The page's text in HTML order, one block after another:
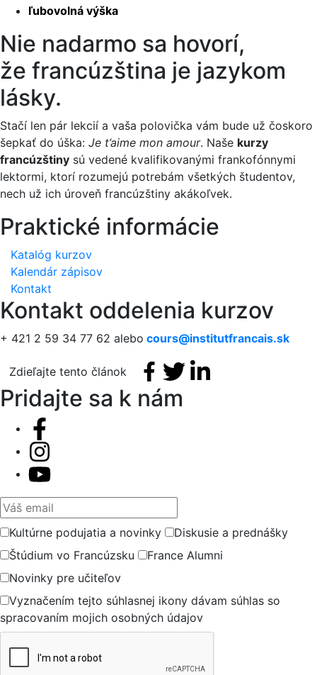
ľubovolná výška
Nie nadarmo sa hovorí,
že francúzština je jazykom
lásky.
Stačí len pár lekcií a vaša polovička vám bude už čoskoro
šepkať do úška: Je t’aime mon amour. Naše kurzy
francúzštiny sú vedené kvalifikovanými frankofónnymi
lektormi, ktorí rozumejú potrebám všetkých študentov,
nech už ich úroveň francúzštiny akákoľvek.
Praktické informácie
Katalóg kurzov
Kalendár zápisov
Kontakt
Kontakt oddelenia kurzov
+ 421 2 59 34 77 62 alebo cours@institutfrancais.sk
Zdieľajte tento článok Facebook share
TweetLinkedin share
Pridajte sa k nám
Váš email
Kultúrne podujatia a novinky
Diskusie a prednášky
Štúdium vo Francúzsku
France Alumni
Novinky pre učiteľov
Vyznačením tejto súhlasnej ikony dávam súhlas so
spracovaním mojich osobných údajov